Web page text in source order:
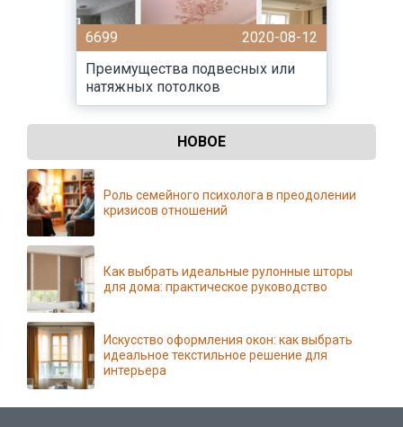
6699
2020-08-12
Преимущества подвесных или
натяжных потолков
НОВОЕ
Роль семейного психолога в преодолении
кризисов отношений
Как выбрать идеальные рулонные шторы
для дома: практическое руководство
Искусство оформления окон: как выбрать
идеальное текстильное решение для
интерьера